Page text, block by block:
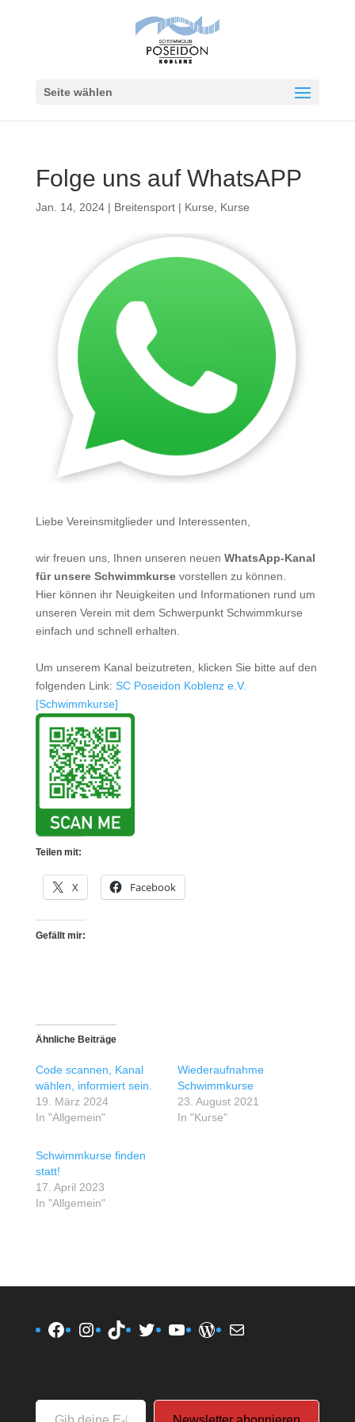
Seite wählen
Folge uns auf WhatsAPP
Jan. 14, 2024| Breitensport | Kurse Kurse
Liebe Vereinsmitglieder und Interessenten,
wir freuen uns, Ihnen unseren neuen WhatsApp-Kanal
für unsere Schwimmkursevorstellen zu können.
Hier können ihr Neuigkeiten und Informationen rund um
unseren Verein mit dem Schwerpunkt Schwimmkurse
einfach und schnell erhalten.
Um unserem Kanal beizutreten, klicken Sie bitte auf den
folgenden Link: SC Poseidon Koblenz e.V.
[Schwimmkurse]
Teilen mit:
X Facebook
Gefällt mir:
Ähnliche Beiträge
Code scannen, Kanal
wählen, informiert sein.
19. März 2024
In "Allgemein"
Wiederaufnahme
Schwimmkurse
23. August 2021
In "Kurse"
Schwimmkurse finden
statt!
17. April 2023
In "Allgemein"
Facebook
Instagram
TikTokTwitterYouTube
WordPress
E-Mail